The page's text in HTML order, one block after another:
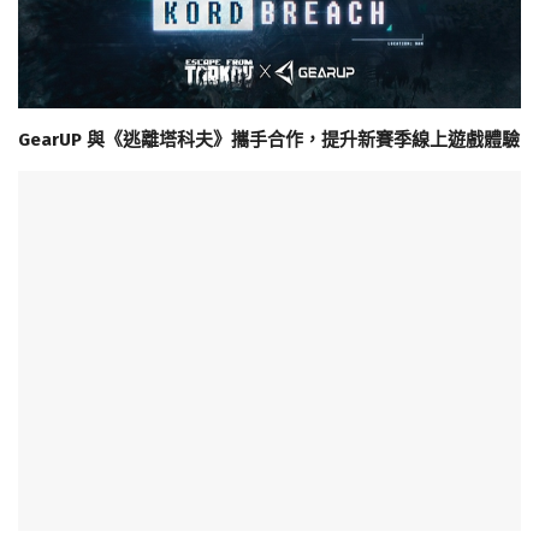
GearUP 與《逃離塔科夫》攜手合作，提升新賽季線上遊戲體驗